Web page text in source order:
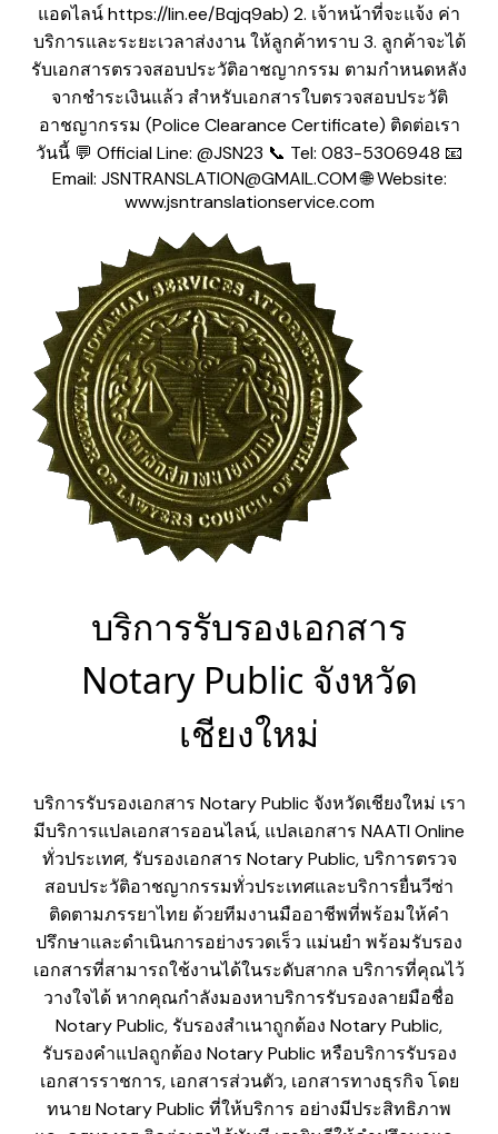
แอดไลน์ https://lin.ee/Bqjq9ab) 2. เจ้าหน้าที่จะแจ้ง ค่า
บริการและระยะเวลาส่งงาน ให้ลูกค้าทราบ 3. ลูกค้าจะได้
รับเอกสารตรวจสอบประวัติอาชญากรรม ตามกำหนดหลัง
จากชำระเงินแล้ว สำหรับเอกสารใบตรวจสอบประวัติ
อาชญากรรม (Police Clearance Certificate) ติดต่อเรา
วันนี้ 💬 Official Line: @JSN23 📞 Tel: 083-5306948 📧
Email: JSNTRANSLATION@GMAIL.COM 🌐 Website:
www.jsntranslationservice.com
บริการรับรองเอกสาร
Notary Public จังหวัด
เชียงใหม่
บริการรับรองเอกสาร Notary Public จังหวัดเชียงใหม่ เรา
มีบริการแปลเอกสารออนไลน์, แปลเอกสาร NAATI Online
ทั่วประเทศ, รับรองเอกสาร Notary Public, บริการตรวจ
สอบประวัติอาชญากรรมทั่วประเทศและบริการยื่นวีซ่า
ติดตามภรรยาไทย ด้วยทีมงานมืออาชีพที่พร้อมให้คำ
ปรึกษาและดำเนินการอย่างรวดเร็ว แม่นยำ พร้อมรับรอง
เอกสารที่สามารถใช้งานได้ในระดับสากล บริการที่คุณไว้
วางใจได้ หากคุณกำลังมองหาบริการรับรองลายมือชื่อ
Notary Public, รับรองสำเนาถูกต้อง Notary Public,
รับรองคำแปลถูกต้อง Notary Public หรือบริการรับรอง
เอกสารราชการ, เอกสารส่วนตัว, เอกสารทางธุรกิจ โดย
ทนาย Notary Public ที่ให้บริการ อย่างมีประสิทธิภาพ